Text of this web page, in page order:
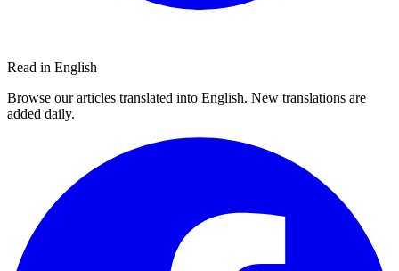
Read in English
Browse our articles translated into English. New translations are
added daily.